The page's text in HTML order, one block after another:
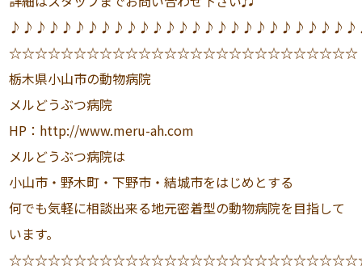
☆☆☆☆☆☆☆☆☆☆☆☆☆☆☆☆☆☆☆☆☆☆☆☆☆☆☆
栃木県小山市の動物病院
メルどうぶつ病院
HP：http://www.meru-ah.com
メルどうぶつ病院は
小山市・野木町・下野市・結城市をはじめとする
何でも気軽に相談出来る地元密着型の動物病院を目指して
います。